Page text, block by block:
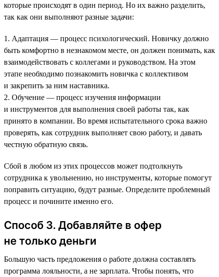
которые происходят в один период. Но их важно разделить,
так как они выполняют разные задачи:
1. Адаптация — процесс психологический. Новичку должно
быть комфортно в незнакомом месте, он должен понимать, как
взаимодействовать с коллегами и руководством. На этом
этапе необходимо познакомить новичка с коллективом
и закрепить за ним наставника.
2. Обучение — процесс изучения информации
и инструментов для выполнения своей работы так, как
принято в компании. Во время испытательного срока важно
проверять, как сотрудник выполняет свою работу, и давать
честную обратную связь.
Сбой в любом из этих процессов может подтолкнуть
сотрудника к увольнению, но инструменты, которые помогут
поправить ситуацию, будут разные. Определите проблемный
процесс и почините именно его.
Способ 3. Добавляйте в офер
не только деньги
Большую часть предложения о работе должна составлять
программа лояльности, а не зарплата. Чтобы понять, что